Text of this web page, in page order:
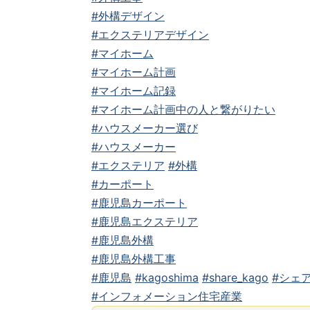
#外構デザイン
#エクステリアデザイン
#マイホーム
#マイホーム計画
#マイホーム記録
#マイホーム計画中の人と繋がりたい
#ハウスメーカー選び
#ハウスメーカー
#エクステリア #外構
#カーポート
#鹿児島カーポート
#鹿児島エクステリア
#鹿児島外構
#鹿児島外構工事
#鹿児島 #kagoshima #share_kago #シェ
#インフォメーション住宅産業